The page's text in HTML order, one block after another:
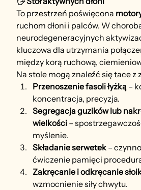
To przestrzeń poświęcona
ruchom dłoni i palców. W
neurodegeneracyjnych
kluczowa dla utrzymania
między korą ruchową,
Na stole mogą znaleźć się tace z
Przenoszenie fasoli łyżką –
koncentracja, precyzja.
Segregacja guzików lub
wielkości –
myślenie.
Składanie serwetek –
ćwiczenie pamięci
Zakręcanie i odkręcanie
wzmocnienie siły chwytu.